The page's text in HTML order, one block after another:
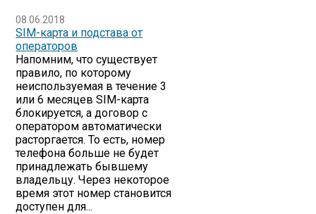
08.06.2018
SIM-карта и подстава от
операторов
Напомним, что существует
правило, по которому
неиспользуемая в течение 3
или 6 месяцев SIM-карта
блокируется, а договор с
оператором автоматически
расторгается. То есть, номер
телефона больше не будет
принадлежать бывшему
владельцу. Через некоторое
время этот номер становится
доступен для...